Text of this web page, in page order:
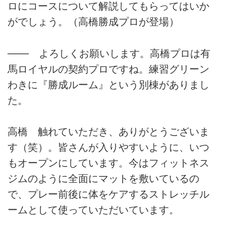
ロにコースについて解説してもらってはいか
がでしょう。（高橋勝成プロが登場）
─── よろしくお願いします。高橋プロは有
馬ロイヤルの契約プロですね。練習グリーン
わきに『勝成ルーム』という別棟がありまし
た。
高橋 触れていただき、ありがとうございま
す（笑）。皆さんが入りやすいように、いつ
もオープンにしています。今はフィットネス
ジムのように全面にマットを敷いているの
で、プレー前後に体をケアするストレッチル
ームとして使っていただいています。